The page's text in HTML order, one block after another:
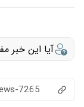
آیا این خبر
7265